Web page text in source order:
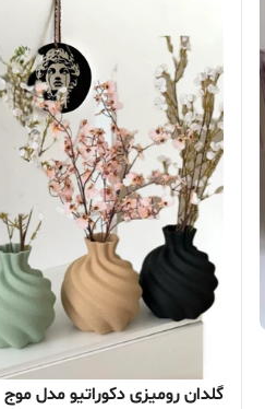
گلدان رومیزی دکوراتیو مدل موج